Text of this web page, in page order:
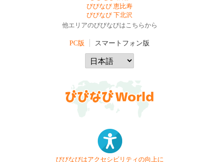
びびなび 恵比寿
びびなび 下北沢
他エリアのびびなびはこちらから
PC版 スマートフォン版
びびなびはアクセシビリティの向上に